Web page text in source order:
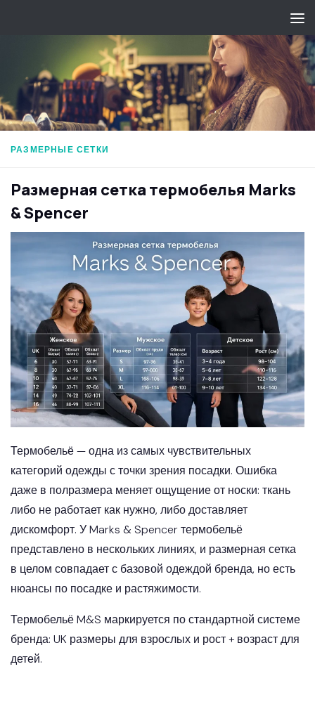
РАЗМЕРНЫЕ СЕТКИ
Размерная сетка термобелья Marks
& Spencer
Термобельё — одна из самых чувствительных
категорий одежды с точки зрения посадки. Ошибка
даже в полразмера меняет ощущение от носки: ткань
либо не работает как нужно, либо доставляет
дискомфорт. У Marks & Spencer термобельё
представлено в нескольких линиях, и размерная сетка
в целом совпадает с базовой одеждой бренда, но есть
нюансы по посадке и растяжимости.
Термобельё M&S маркируется по стандартной системе
бренда: UK размеры для взрослых и рост + возраст для
детей.